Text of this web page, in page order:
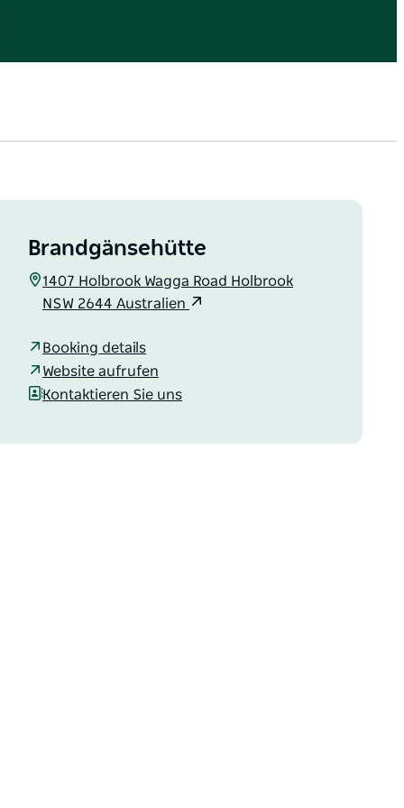
Brandgänsehütte
1407 Holbrook Wagga Road Holbrook
NSW 2644 Australien
Booking details
Website aufrufen
Kontaktieren Sie uns